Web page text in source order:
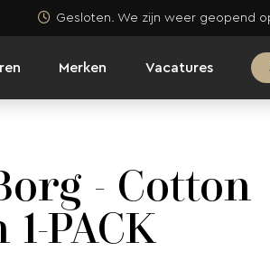
Gesloten. We zijn weer geopend
Merken Vacatures
- Cotton
PACK